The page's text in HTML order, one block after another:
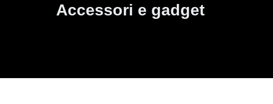
Accessori e gadget